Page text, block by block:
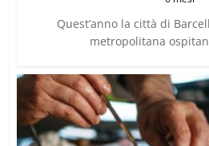
Quest’anno la città di
metropolitana